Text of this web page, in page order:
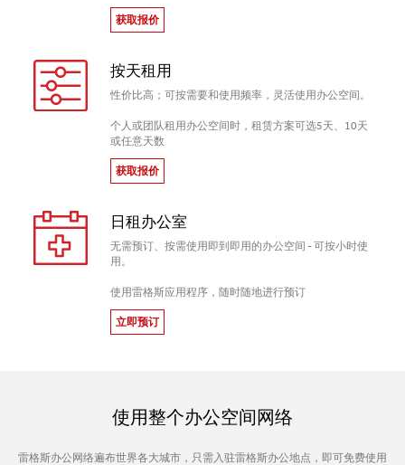
获取报价
按天租用
性价比高；可按需要和使用频率，灵活使用办公空间。
个人或团队租用办公空间时，租赁方案可选5天、10天
或任意天数
获取报价
日租办公室
无需预订、按需使用即到即用的办公空间 - 可按小时使
用。
使用雷格斯应用程序，随时随地进行预订
立即预订
使用整个办公空间网络
雷格斯办公网络遍布世界各大城市，只需入驻雷格斯办公地点，即可免费使用